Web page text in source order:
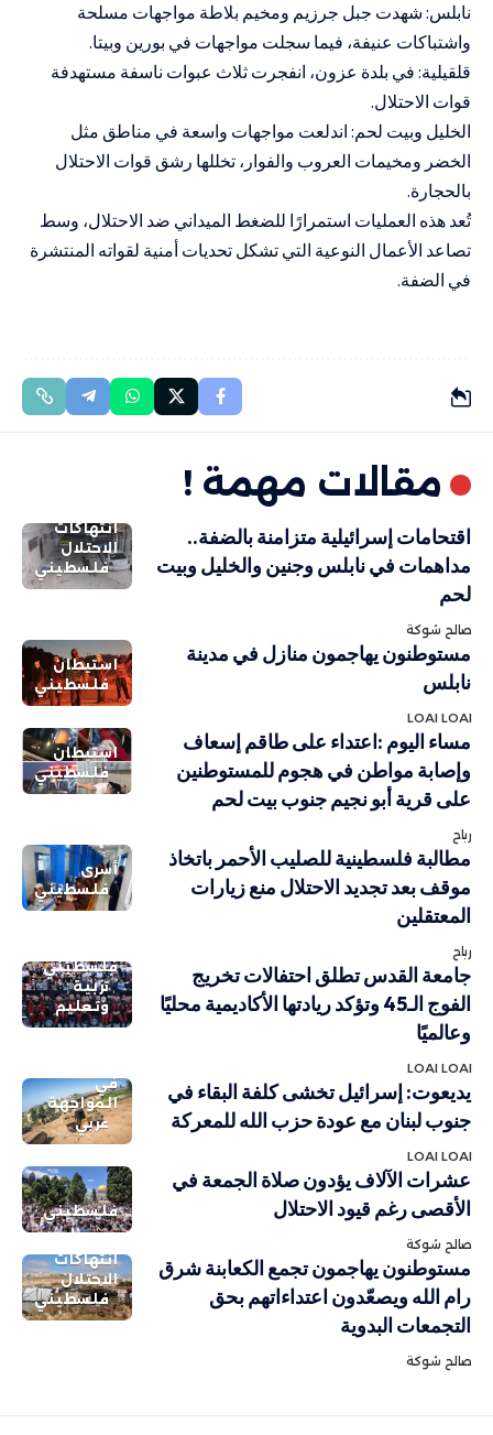
نابلس: شهدت جبل جرزيم ومخيم بلاطة مواجهات مسلحة
واشتباكات عنيفة، فيما سجلت مواجهات في بورين وبيتا.
قلقيلية: في بلدة عزون، انفجرت ثلاث عبوات ناسفة مستهدفة
قوات الاحتلال.
الخليل وبيت لحم: اندلعت مواجهات واسعة في مناطق مثل
الخضر ومخيمات العروب والفوار، تخللها رشق قوات الاحتلال
بالحجارة.
تُعد هذه العمليات استمرارًا للضغط الميداني ضد الاحتلال، وسط
تصاعد الأعمال النوعية التي تشكل تحديات أمنية لقواته المنتشرة
في الضفة.
مقالات مهمة !
انتهاكات
الاحتلال
فلسطيني
اقتحامات إسرائيلية متزامنة بالضفة..
مداهمات في نابلس وجنين والخليل وبيت
لحم
صالح شوكة
استيطان
فلسطيني
مستوطنون يهاجمون منازل في مدينة
نابلس
LOAI LOAI
استيطان
فلسطيني
مساء اليوم :اعتداء على طاقم إسعاف
وإصابة مواطن في هجوم للمستوطنين
على قرية أبو نجيم جنوب بيت لحم
رباح
أسرى
فلسطيني
مطالبة فلسطينية للصليب الأحمر باتخاذ
موقف بعد تجديد الاحتلال منع زيارات
المعتقلين
رباح
فلسطيني
تربية
وتعليم
جامعة القدس تطلق احتفالات تخريج
الفوج الـ45 وتؤكد ريادتها الأكاديمية محليًا
وعالميًا
LOAI LOAI
في
المواجهة
عربي
يديعوت: إسرائيل تخشى كلفة البقاء في
جنوب لبنان مع عودة حزب الله للمعركة
LOAI LOAI
فلسطيني
عشرات الآلاف يؤدون صلاة الجمعة في
الأقصى رغم قيود الاحتلال
صالح شوكة
انتهاكات
الاحتلال
فلسطيني
مستوطنون يهاجمون تجمع الكعابنة شرق
رام الله ويصعّدون اعتداءاتهم بحق
التجمعات البدوية
صالح شوكة